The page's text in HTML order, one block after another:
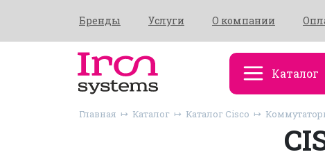
Бренды Услуги О компании
Каталог
Главная Каталог Каталог Cisco